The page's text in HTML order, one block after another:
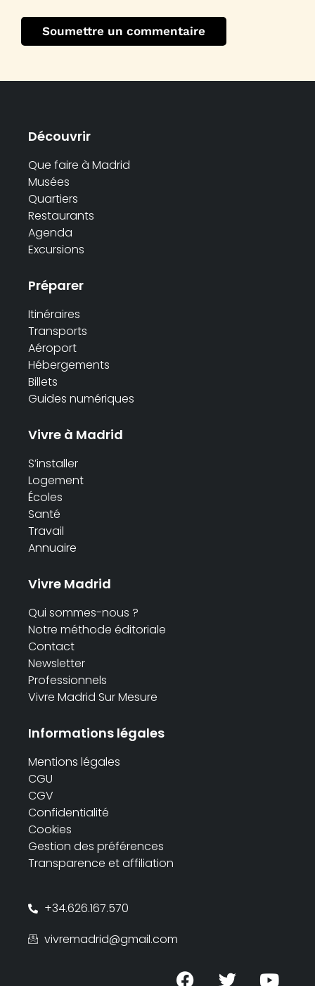
Découvrir
Que faire à Madrid
Musées
Quartiers
Restaurants
Agenda
Excursions
Préparer
Itinéraires
Transports
Aéroport
Hébergements
Billets
Guides numériques
Vivre à Madrid
S’installer
Logement
Écoles
Santé
Travail
Annuaire
Vivre Madrid
Qui sommes-nous ?
Notre méthode éditoriale
Contact
Newsletter
Professionnels
Vivre Madrid Sur Mesure
Informations légales
Mentions légales
CGU
CGV
Confidentialité
Cookies
Gestion des préférences
Transparence et affiliation
+34.626.167.570
vivremadrid@gmail.com